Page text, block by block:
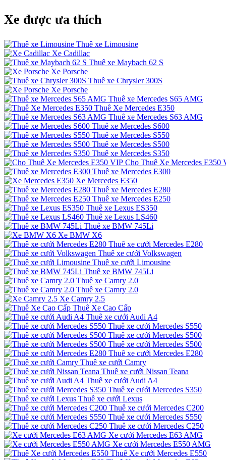
Xe được ưa thích
Thuê xe Limousine
Xe Cadillac
Thuê xe Maybach 62 S
Xe Porsche
Thuê xe Chrysler 300S
Xe Porsche
Thuê xe Mercedes S65 AMG
Thuê Xe Mercedes E350
Thuê xe Mercedes S63 AMG
Thuê xe Mercedes S600
Thuê xe Mercedes S550
Thuê xe Mercedes S500
Thuê xe Mercedes S350
Cho Thuê Xe Mercedes E350
Thuê xe Mercedes E300
Xe Mercedes E350
Thuê xe Mercedes E280
Thuê xe Mercedes E250
Thuê xe Lexus ES350
Thuê xe Lexus LS460
Thuê xe BMW 745Li
Xe BMW X6
Thuê xe cưới Mercedes E280
Thuê xe cưới Volkswagen
Thuê xe cưới Limousine
Thuê xe BMW 745Li
Thuê xe Camry 2.0
Thuê xe Camry 2.0
Xe Camry 2.5
Thuê Xe Cao Cấp
Thuê xe cưới Audi A4
Thuê xe cưới Mercedes S550
Thuê xe cưới Mercedes S500
Thuê xe cưới Mercedes S500
Thuê xe cưới Mercedes E280
Thuê xe cưới Camry
Thuê xe cưới Nissan Teana
Thuê xe cưới Audi A4
Thuê xe cưới Mercedes S350
Thuê xe cưới Lexus
Thuê xe cưới Mercedes C200
Thuê xe cưới Mercedes S550
Thuê xe cưới Mercedes C250
Xe cưới Mercedes E63 AMG
Xe cưới Mercedes E550 AMG
Thuê Xe cưới Mercedes E550